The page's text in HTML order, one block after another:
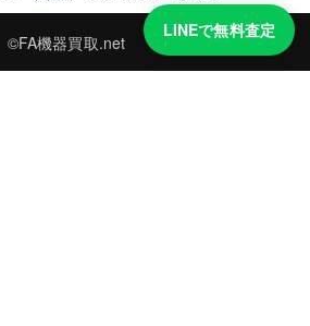
©FA機器買取.net
LINEで無料査定